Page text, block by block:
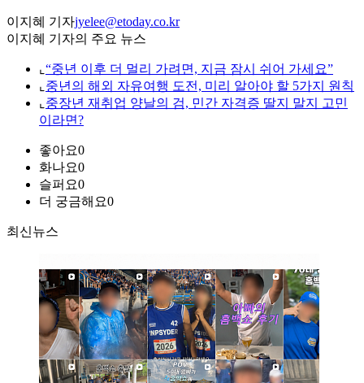
이지혜 기자jyelee@etoday.co.kr
이지혜 기자의 주요 뉴스
⌞ “중년 이후 더 멀리 가려면, 지금 잠시 쉬어 가세요”
⌞ 중년의 해외 자유여행 도전, 미리 알아야 할 5가지 원칙
⌞ 중장년 재취업 양날의 검, 민간 자격증 딸지 말지 고민
이라면?
좋아요0
화나요0
슬퍼요0
더 궁금해요0
최신뉴스